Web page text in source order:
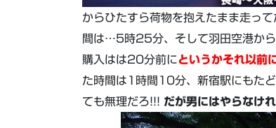
からひたすら荷物を抱えたまま走っ
間は…5時25分、そして羽田空港か
購入はは20分前にというかそれ以前
た時間は1時間10分、新宿駅にもた
ても無理だろ!!! だが男にはやらなけ